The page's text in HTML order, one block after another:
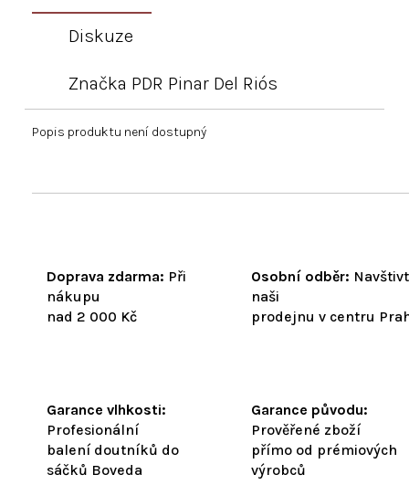
Doprava zdarma: Při
nákupu
nad 2 000 Kč
Osobní odběr:
naši
prodejnu v centru
Garance vlhkosti:
Profesionální
balení doutníků do
sáčků Boveda
Garance původu:
Prověřené zboží
přímo od prémiových
výrobců
Diskuze
Značka PDR Pinar Del Riós
Popis produktu není dostupný